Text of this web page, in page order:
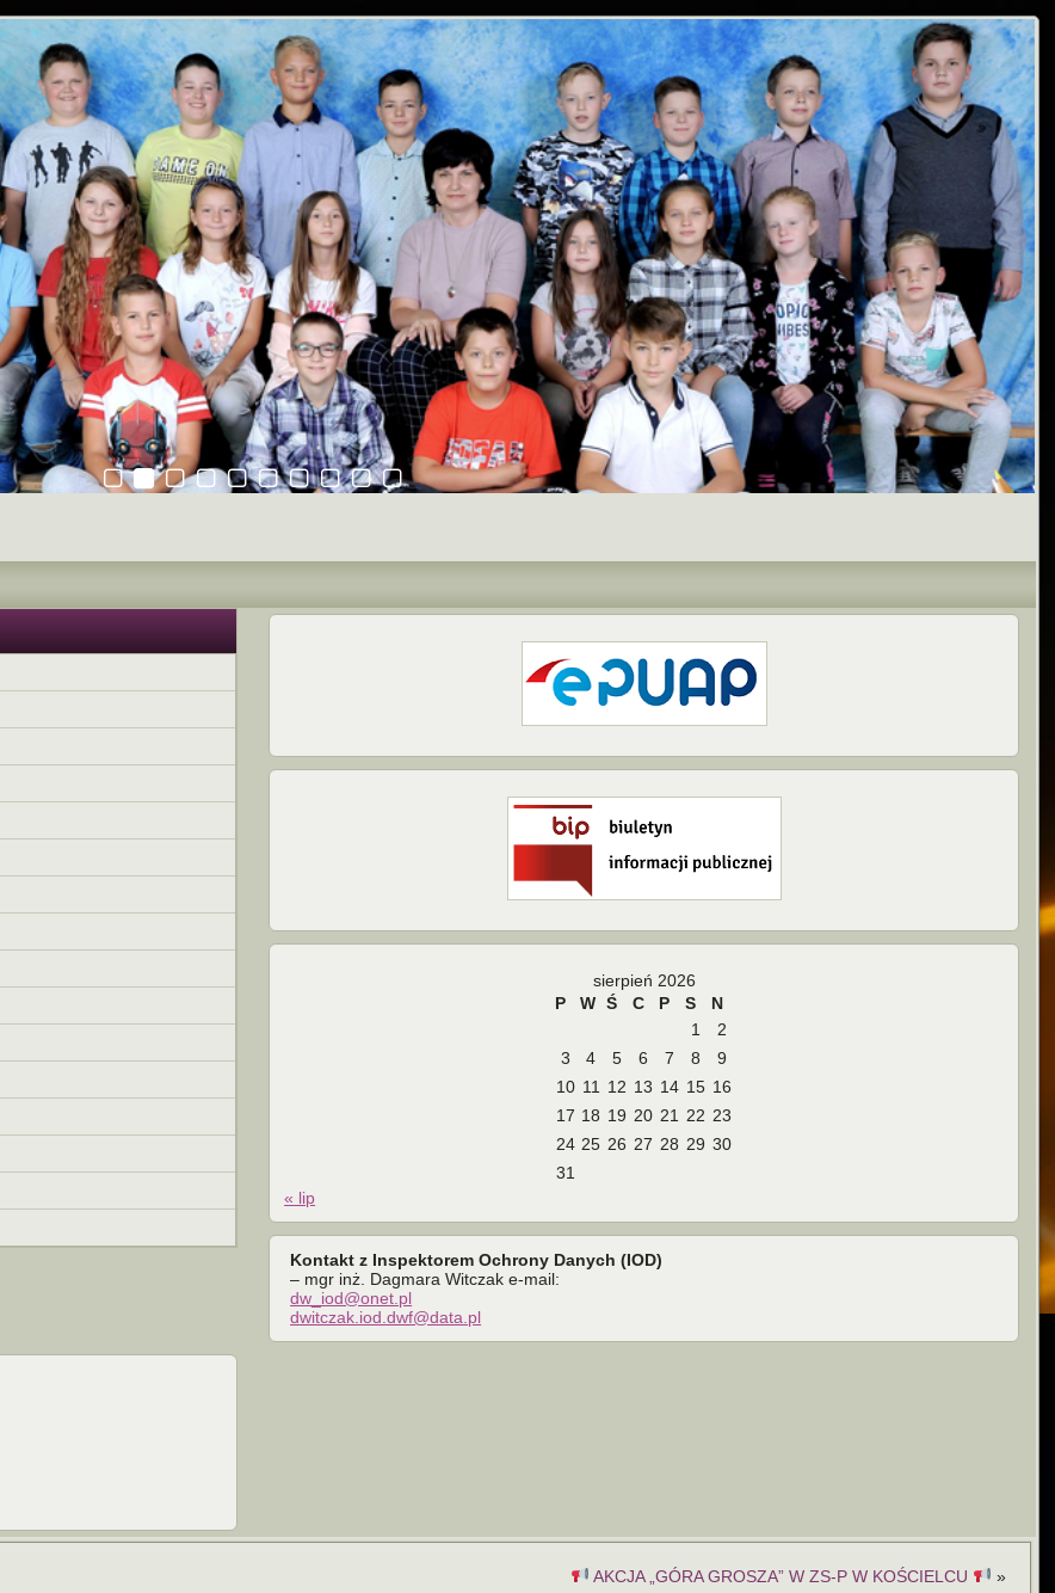
sierpień 2026
P
W Ś C P S
N
1
2
3
4 5 6 7 8
9
10 11 12 13 14 15 16
17 18 19 20 21 22 23
24 25 26 27 28 29 30
31
« lip
Kontakt z Inspektorem Ochrony Danych (IOD)
– mgr inż. Dagmara Witczak e-mail:
dw_iod@onet.pl
dwitczak.iod.dwf@data.pl
AKCJA „GÓRA GROSZA” W ZS-P W KOŚCIELCU »